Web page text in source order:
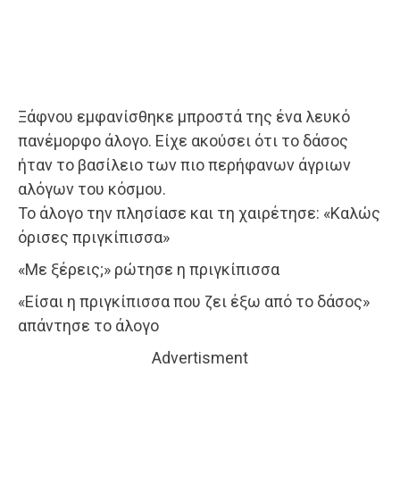
Ξάφνου εμφανίσθηκε μπροστά της ένα λευκό
πανέμορφο άλογο. Είχε ακούσει ότι το δάσος
ήταν το βασίλειο των πιο περήφανων άγριων
αλόγων του κόσμου.
Το άλογο την πλησίασε και τη χαιρέτησε: «Καλώς
όρισες πριγκίπισσα»
«Με ξέρεις;» ρώτησε η πριγκίπισσα
«Είσαι η πριγκίπισσα που ζει έξω από το δάσος»
απάντησε το άλογο
Advertisment